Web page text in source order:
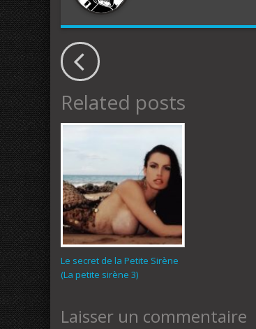
Related posts
Le secret de la Petite Sirène
(La petite sirène 3)
Laisser un commentaire